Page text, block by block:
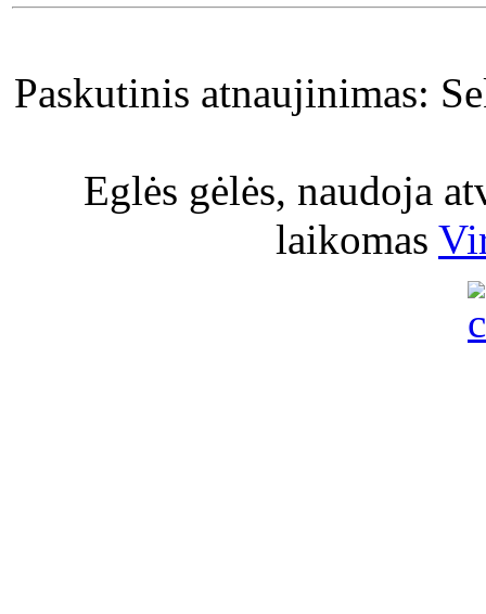
Paskutinis atnaujinimas:
Eglės gėlės, naudoja
laikomas